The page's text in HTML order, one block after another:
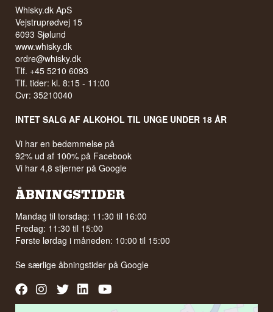
Whisky.dk ApS
Vejstruprødvej 15
6093 Sjølund
www.whisky.dk
ordre@whisky.dk
Tlf. +45 5210 6093
Tlf. tider: kl. 8:15 - 11:00
Cvr: 35210040
INTET SALG AF ALKOHOL TIL UNGE UNDER 18 ÅR
Vi har en bedømmelse på
92% ud af 100% på Facebook
Vi har 4,8 stjerner på Google
ÅBNINGSTIDER
Mandag til torsdag: 11:30 til 16:00
Fredag: 11:30 til 15:00
Første lørdag i måneden: 10:00 til 15:00
Se særlige åbningstider påGoogle